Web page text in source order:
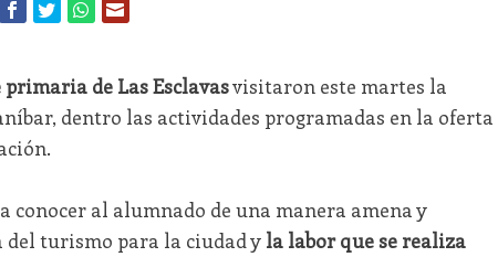
primaria de Las Esclavasvisitaron este martes la
dentro las actividades programadas en la oferta
conocer al alumnado de una manera amena y
del turismo para la ciudad y la labor que se realiza